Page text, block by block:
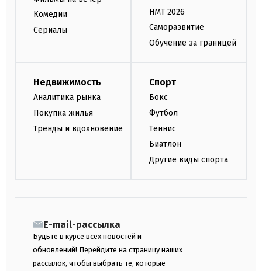
Комедии
Сериалы
НМТ 2026
Саморазвитие
Обучение за границей
Недвижимость
Аналитика рынка
Покупка жилья
Тренды и вдохновение
Спорт
Бокс
Футбол
Теннис
Биатлон
Другие виды спорта
E-mail-рассылка
Будьте в курсе всех новостей и
обновлений! Перейдите на страницу наших
рассылок, чтобы выбрать те, которые